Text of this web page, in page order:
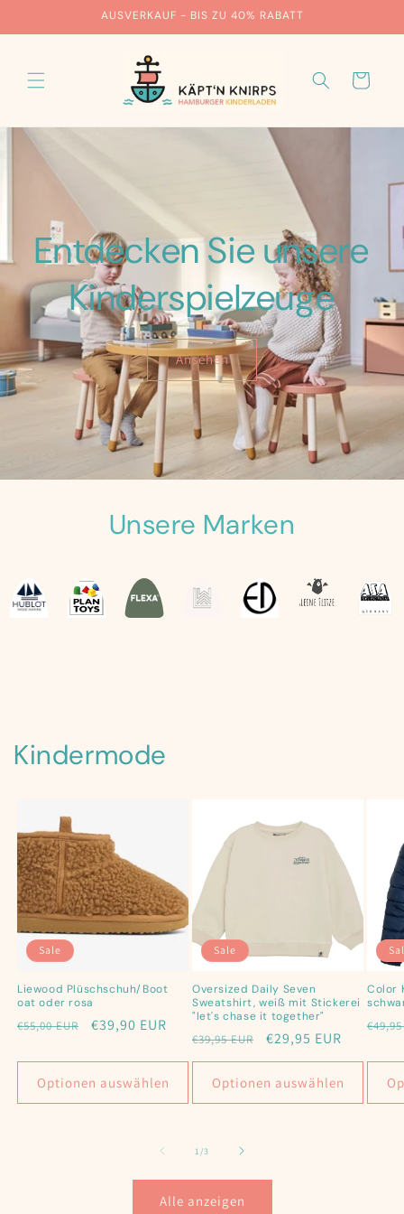
Inhalt
AUSVERKAUF - BIS ZU 40% RABATT
Warenkorb
Entdecken Sie unsere
Kinderspielzeuge
Ansehen
Unsere Marken
Kindermode
Sale
Liewood Plüschschuh/Boot
oat oder rosa
Normaler
€55,00 EUR Verkaufspreis
€39,90 EUR
Optionen auswählen
Sale
Oversized Daily Seven
Sweatshirt, weiß mit Stickerei
"let's chase it together"
Normaler
Preis
€39,95 EUR Verkaufspreis
€29,95 EUR
Optionen auswählen
Color
1/von
3
Alle anzeigen